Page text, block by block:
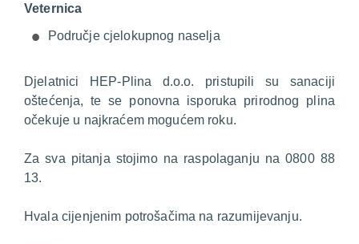
Veternica
Područje cjelokupnog naselja
Djelatnici HEP-Plina d.o.o. pristupili su sanaciji
oštećenja, te se ponovna isporuka prirodnog plina
očekuje u najkraćem mogućem roku.
Za sva pitanja stojimo na raspolaganju na 0800 88
13.
Hvala cijenjenim potrošačima na razumijevanju.